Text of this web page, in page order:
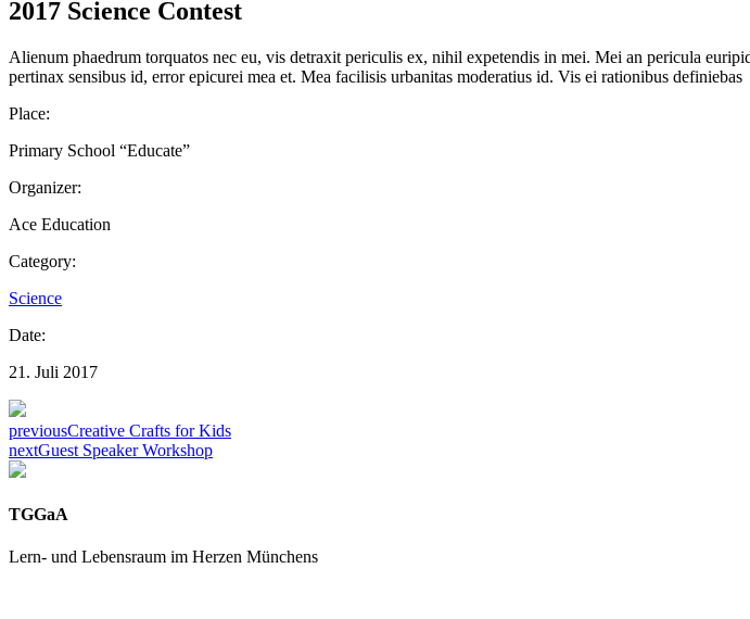
2017 Science Contest
Alienum phaedrum torquatos nec eu, vis detraxit periculis ex, nihil expetendis in mei. Mei an pericula
pertinax sensibus id, error epicurei mea et. Mea facilisis urbanitas moderatius id. Vis ei rationibus definiebas
Place:
Primary School “Educate”
Organizer:
Ace Education
Category:
Science
Date:
21. Juli 2017
previousCreative Crafts for Kids
nextGuest Speaker Workshop
TGGaA
Lern- und Lebensraum im Herzen Münchens